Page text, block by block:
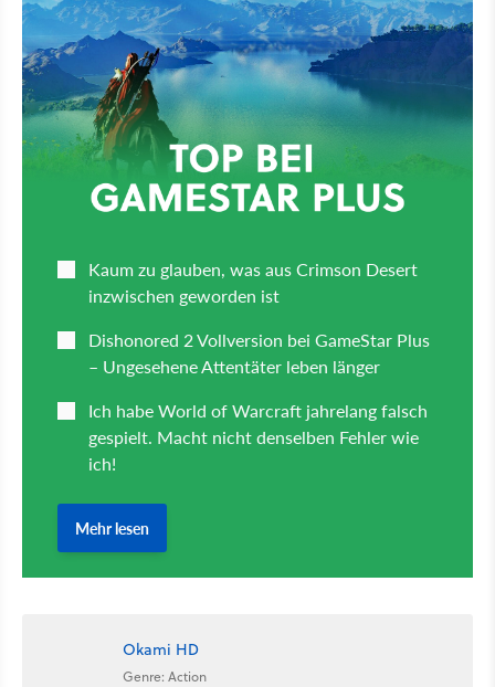
Okami HD
Genre: Action